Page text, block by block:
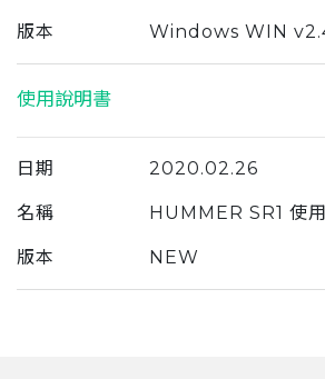
版本 Windows WIN
使用說明書
日期
名稱
版本
2020.02.26
HUMMER SR1 使
NEW